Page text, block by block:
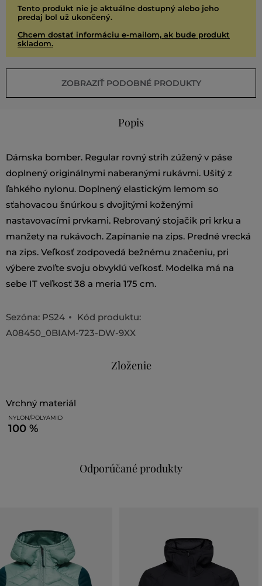
Tento produkt nie je aktuálne dostupný alebo jeho
predaj bol už ukončený.
Chcem dostať informáciu e-mailom, ak bude produkt
skladom.
ZOBRAZIŤ PODOBNÉ PRODUKTY
Popis
Dámska bomber. Regular rovný strih zúžený v páse
doplnený originálnymi naberanými rukávmi. Ušitý z
ľahkého nylonu. Doplnený elastickým lemom so
sťahovacou šnúrkou s dvojitými koženými
nastavovacími prvkami. Rebrovaný stojačik pri krku a
manžety na rukávoch. Zapínanie na zips. Predné vrecká
na zips. Veľkosť zodpovedá bežnému značeniu, pri
výbere zvoľte svoju obvyklú veľkosť. Modelka má na
sebe IT veľkosť 38 a meria 175 cm.
Sezóna: PS24
Kód produktu:
A08450_0BIAM-723-DW-9XX
Zloženie
vrchný materiál
NYLON/POLYAMID
100 %
Odporúčané produkty